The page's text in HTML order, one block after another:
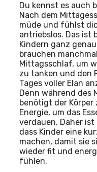
Du kennst es auch
Nach dem
müde und fühlst
antriebslos. Das ist
Kindern ganz
brauchen
Mittagsschlaf, um
zu tanken und den
Tages voller Elan
Denn während des
benötigt der
Energie, um das
verdauen. Daher
dass Kinder eine
machen, damit sie
wieder fit und
fühlen.